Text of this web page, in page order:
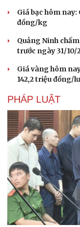
Giá bạc hôm nay:
đồng/kg
Quảng Ninh
trước ngày 31/10/
Giá vàng hôm
142,2 triệu đồng/
PHÁP LUẬT